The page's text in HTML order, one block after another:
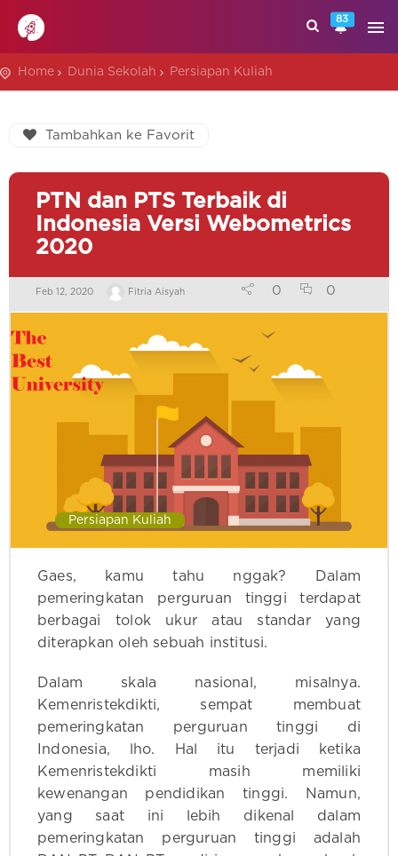
83
Home Dunia Sekolah Persiapan Kuliah
Tambahkan ke Favorit
PTN dan PTS Terbaik di
Indonesia Versi Webometrics
2020
Feb 12, 2020 Fitria Aisyah 0 0
Persiapan Kuliah
Gaes, kamu tahu nggak? Dalam
pemeringkatan perguruan tinggi terdapat
berbagai tolok ukur atau standar yang
diterapkan oleh sebuah institusi.
Dalam skala nasional, misalnya.
Kemenristekdikti, sempat membuat
pemeringkatan perguruan tinggi di
Indonesia, lho. Hal itu terjadi ketika
Kemenristekdikti masih memiliki
kewenangan pendidikan tinggi. Namun,
yang saat ini lebih dikenal dalam
pemeringkatan perguruan tinggi adalah